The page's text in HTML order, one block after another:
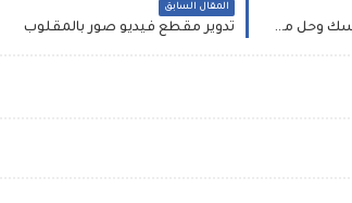
طريقة نسخ العاب بلاي ستيشن 3 إلى هارديسك وحل مشكلة نسخ الملفات الكبيرة
المقال السابق
تدوير مقطع فيديو صور بالمقلوب